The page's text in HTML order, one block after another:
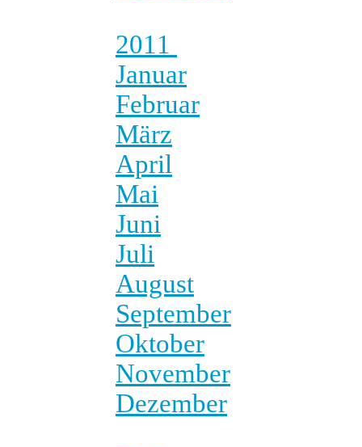
2011
Januar
Februar
März
April
Mai
Juni
Juli
August
September
Oktober
November
Dezember